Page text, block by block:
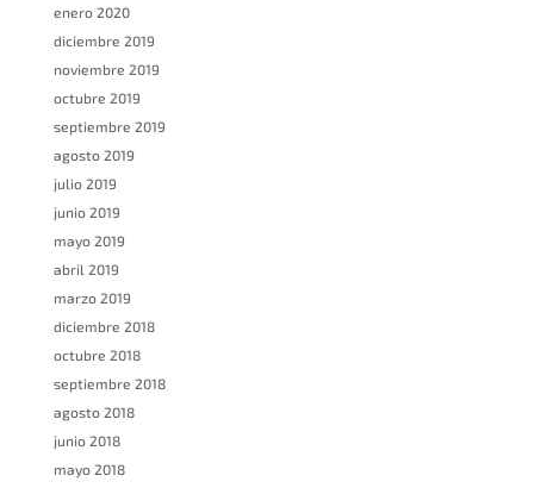
enero 2020
diciembre 2019
noviembre 2019
octubre 2019
septiembre 2019
agosto 2019
julio 2019
junio 2019
mayo 2019
abril 2019
marzo 2019
diciembre 2018
octubre 2018
septiembre 2018
agosto 2018
junio 2018
mayo 2018